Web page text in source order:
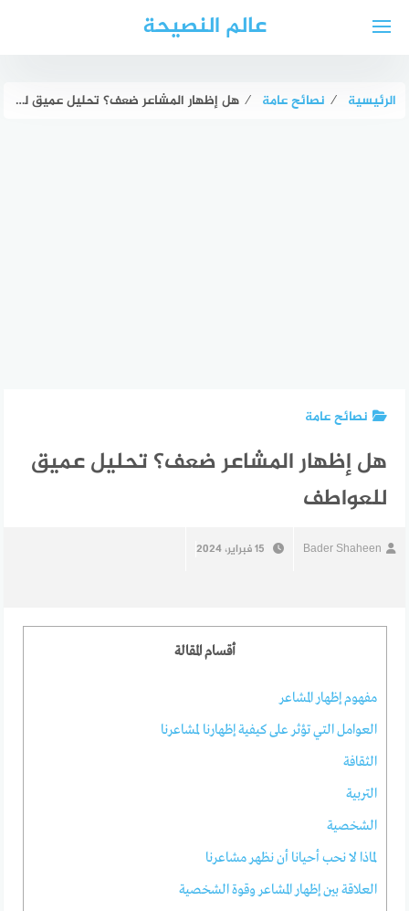
عالم النصيحة
الرئيسية ⁄ نصائح عامة ⁄ هل إظهار المشاعر ضعف؟ تحليل عميق للعواطف
نصائح عامة
هل إظهار المشاعر ضعف؟ تحليل عميق
للعواطف
Bader Shaheen 15 فبراير، 2024
أقسام المقالة
مفهوم إظهار المشاعر
العوامل التي تؤثر على كيفية إظهارنا لمشاعرنا
الثقافة
التربية
الشخصية
لماذا لا نحب أحيانا أن نظهر مشاعرنا
العلاقة بين إظهار المشاعر وقوة الشخصية